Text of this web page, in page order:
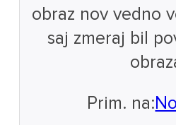
obraz nov vedno
saj zmeraj bil
Prim. na: